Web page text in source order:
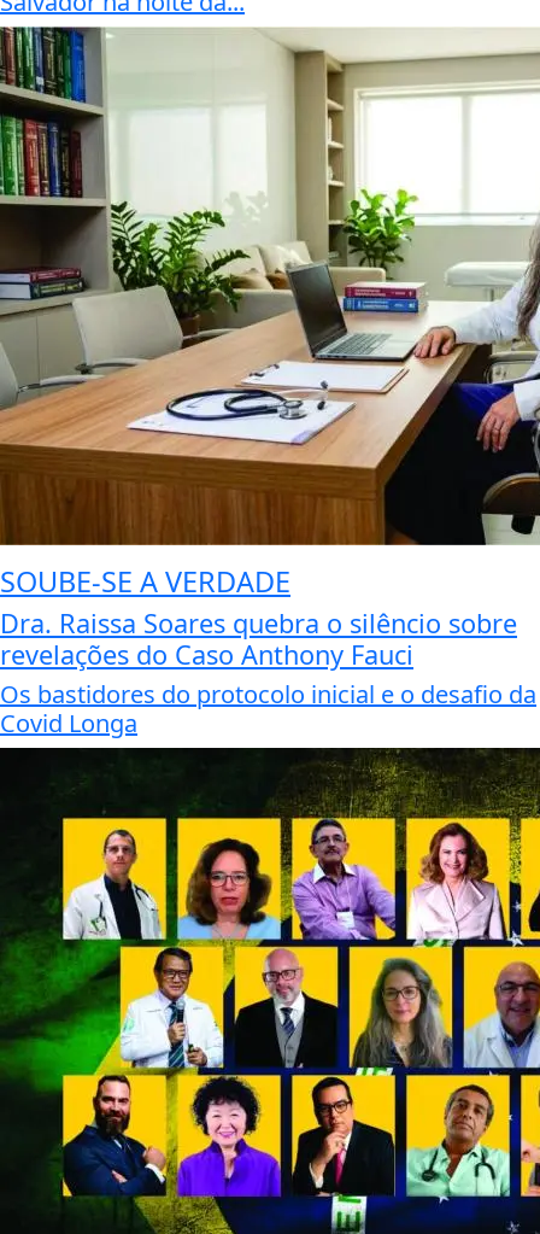
SOUBE-SE A VERDADE
Dra. Raissa Soares quebra o silêncio sobre
revelações do Caso Anthony Fauci
Os bastidores do protocolo inicial e o desafio da
Covid Longa